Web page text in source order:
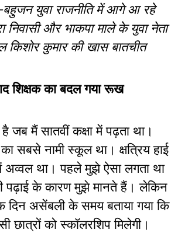
युवा राजनीति में आगे आ रहे
निवासी और भाकपा माले के युवा नेता
किशोर कुमार की खास बातचीत
शिक्षक का बदल गया रूख
जब मैं सातवीं कक्षा में पढ़ता था।
सबसे नामी स्कूल था। क्षत्रिय हाई
था। पहले मुझे ऐसा लगता था
पढ़ाई के कारण मुझे मानते हैं। लेकिन
दिन असेंबली के समय बताया गया कि
छात्रों को स्कॉलरशिप मिलेगी।